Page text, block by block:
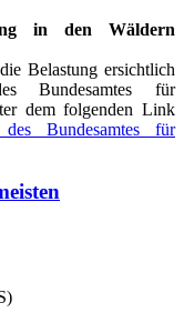
in den Wäldern
Belastung ersichtlich
Bundesamtes für
dem folgenden Link
des Bundesamtes für